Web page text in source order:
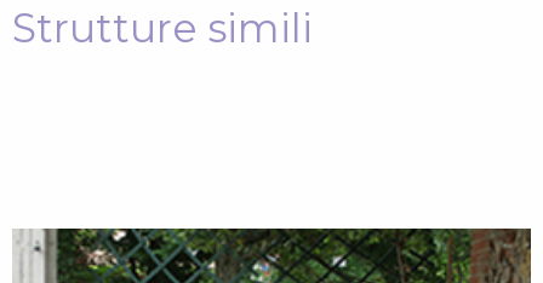
Strutture simili